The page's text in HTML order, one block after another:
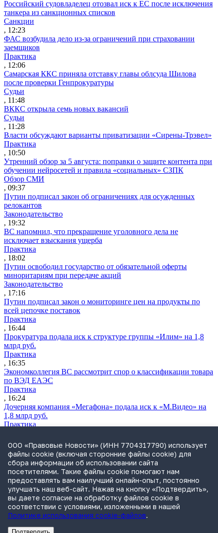
Российский судовладелец отозвал иск к ЕС после исключения
танкера из санкционных списков
Санкции
, 12:23
ФАС возбудила дело из-за ограничений при страховании
заемщиков
Практика
, 12:06
Самарская ККС приняла отставку главы облсуда Шилова
после проверки Генпрокуратуры
Судьи
, 11:48
ВККС открыла семь новых вакансий
Судьи
, 11:28
Власти обсуждают варианты приватизации «Сирены-Трэвел»
Практика
, 10:50
Утренний обзор за 5 августа: поправки о защите контента при
обучении нейросетей и правила «социальных» СЗПК
Обзор СМИ
, 09:37
Путин подписал закон об ограничениях для осужденных
релокантов
Законодательство
, 19:32
ВС напомнил, что прекращение уголовного дела не
исключает взыскания ущерба
Практика
, 18:02
Путин освободил государство от обязательной оферты
миноритариям при передаче акций
Законодательство
, 17:16
Путин подписал закон о мониторинге цен на продукты по
всей цепочке поставок
Практика
, 16:44
Прокуратура подала иск к структуре группы «Илим» на 1,8
млрд руб.
Практика
, 16:35
Экономколлегия ВС рассмотрит спор о классификации товара
по ВЭД ЕАЭС
Практика
, 16:24
Дочерняя компания «Мегафона» подала иск к «М.Видео» на
1,8 млрд руб.
Практика
СИП проверит отмену патента на систему управления
устройствами после возражений «Яндекса»
Практика
, 15:17
Суды 10 стран рассматривают иски российской «дочки»
Google о возврате дивидендов
Международная практика
, 14:09
ООО «Правовые Новости» (ИНН 7704317790) использует
файлы cookie (включая сторонние файлы cookie) для
сбора информации об использовании сайта
посетителями. Такие файлы cookie помогают нам
предоставлять вам наилучший онлайн-опыт, постоянно
улучшать наш веб-сайт. Нажав на кнопку «Подтвердить»,
вы даете согласие на обработку файлов cookie в
соответствии с условиями, изложенными в нашей
Политике использования cookie-файлов.